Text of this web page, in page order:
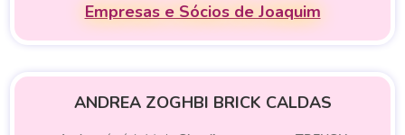
Empresas e Sócios de Joaquim
ANDREA ZOGHBI BRICK CALDAS